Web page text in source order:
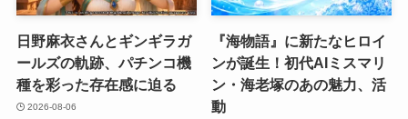
日野麻衣さんとギンギラガ
ールズの軌跡、パチンコ機
種を彩った存在感に迫る
2026-08-06
『海物語』に新たなヒロイ
ンが誕生！初代AIミスマリ
ン・海老塚のあの魅力、活
動